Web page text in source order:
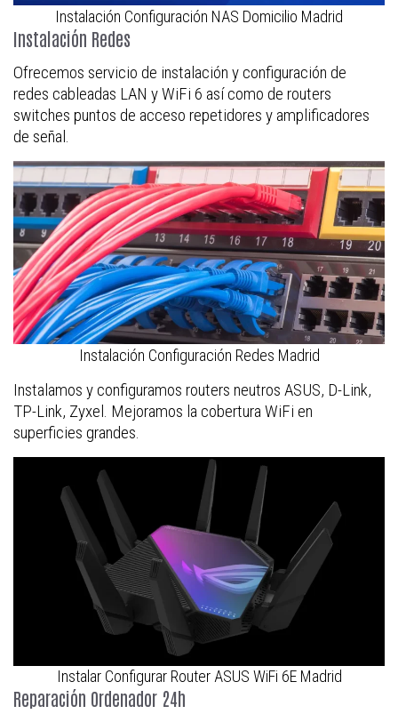
Instalación Configuración NAS Domicilio Madrid
Instalación Redes
Ofrecemos servicio de instalación y configuración de
redes cableadas LAN y WiFi 6 así como de routers
switches puntos de acceso repetidores y amplificadores
de señal.
Instalación Configuración Redes Madrid
Instalamos y configuramos routers neutros ASUS, D-Link,
TP-Link, Zyxel. Mejoramos la cobertura WiFi en
superficies grandes.
Instalar Configurar Router ASUS WiFi 6E Madrid
Reparación Ordenador 24h